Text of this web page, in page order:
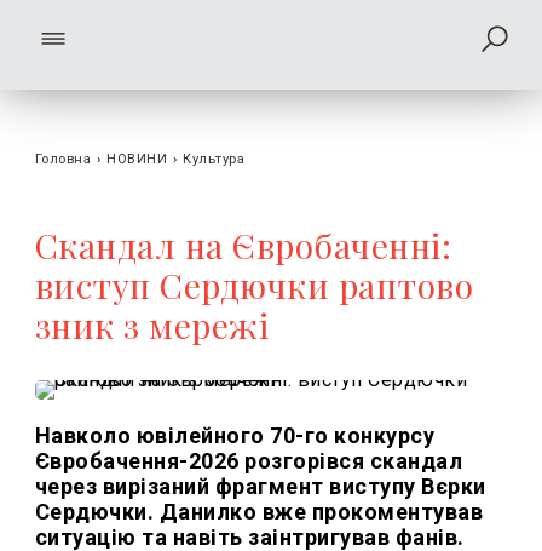
Головна › НОВИНИ › Культура
Скандал на Євробаченні:
виступ Сердючки раптово
зник з мережі
Навколо ювілейного 70-го конкурсу
Євробачення-2026 розгорівся скандал
через вирізаний фрагмент виступу Вєрки
Сердючки. Данилко вже прокоментував
ситуацію та навіть заінтригував фанів.